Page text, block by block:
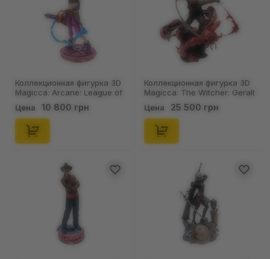
Коллекционная фигурка 3D
Magicca: Arcane: League of
Legends: Jinx (Pow-Pow
Gun), (80031)
Цена 10 800 грн
Коллекционная фигурка 3D
Magicca: The Witcher: Geralt
(The Beast of Beauclair),
(80043)
Цена 25 500 грн